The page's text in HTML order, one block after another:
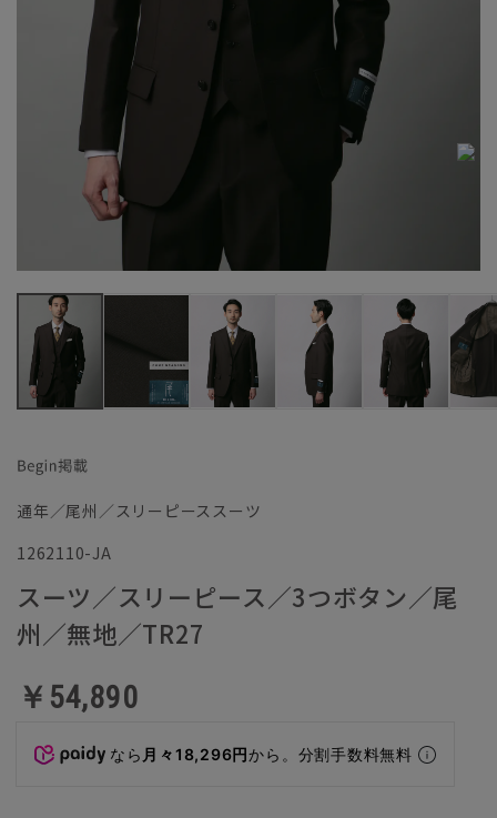
通年／尾州／スリーピーススーツ
1262110-JA
スーツ／スリーピース／3つボタン／尾
州／無地／TR27
￥54,890
なら 月々18,296円から。分割手数料無料